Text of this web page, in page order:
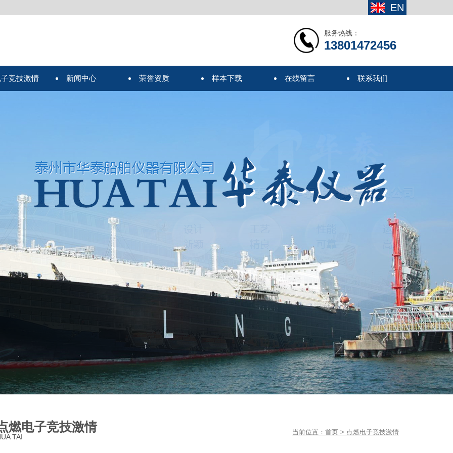
EN
服务热线：
13801472456
竞技激情 新闻中心 荣誉资质 样本下载 在线留言 联系我们
燃电子竞技激情
TAI
当前位置： 首页 > 点燃电子竞技激情